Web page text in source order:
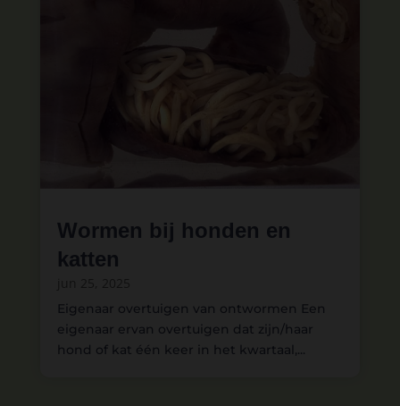
Wormen bij honden en
katten
Eigenaar overtuigen van ontwormen​ Een
eigenaar ervan overtuigen dat zijn/haar
hond of kat één keer in het kwartaal,...